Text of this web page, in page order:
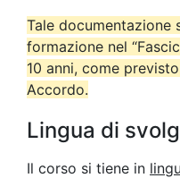
Tale documentazione
formazione nel
10 anni, come
Accordo.
Lingua di
Il corso si tiene in